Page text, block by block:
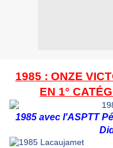
1985 : ONZE
EN 1°
1985 avec l'ASPTT